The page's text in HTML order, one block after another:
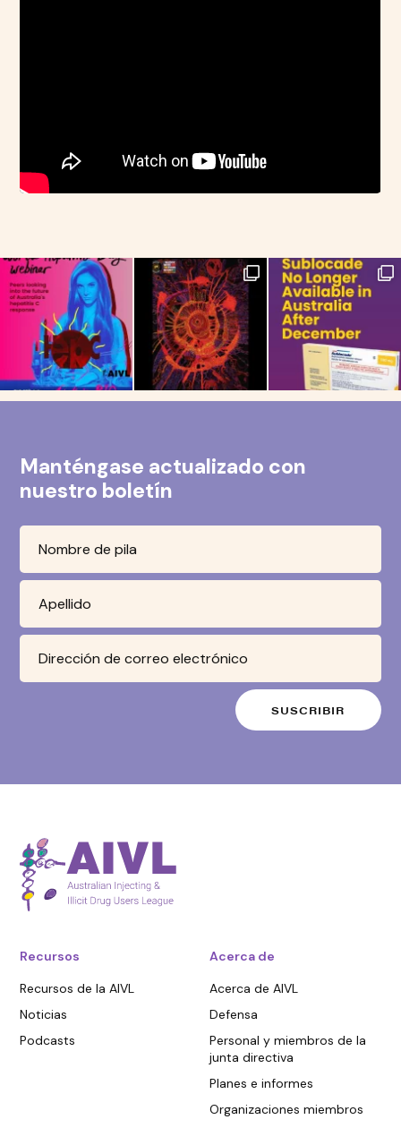
Manténgase actualizado con
nuestro boletín
Recursos
Recursos de la AIVL
Noticias
Podcasts
Acerca de
Acerca de AIVL
Defensa
Personal y miembros de la
junta directiva
Planes e informes
Organizaciones miembros